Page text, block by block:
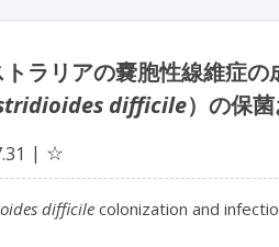
トラリアの嚢胞性線維症
difficile）の保
☆
difficile colonization and